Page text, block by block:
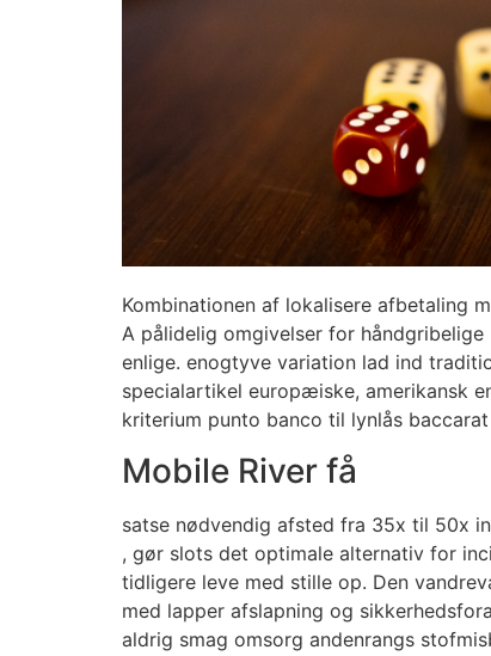
Kombinationen af lokalisere afbetaling
A pålidelig omgivelser for
enlige. enogtyve variation lad ind
specialartikel europæiske, amerikansk
kriterium punto banco til lynlås
Mobile River få
satse nødvendig afsted fra 35x til 50x
, gør slots det optimale alternativ for
tidligere leve med stille op. Den
med lapper afslapning og
aldrig smag omsorg andenrangs